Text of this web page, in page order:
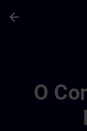
arrow_back
O